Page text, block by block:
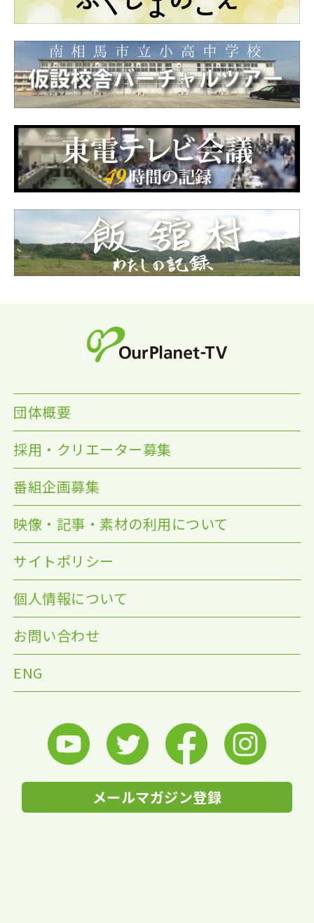
団体概要
採用・クリエーター募集
番組企画募集
映像・記事・素材の利用について
サイトポリシー
個人情報について
お問い合わせ
ENG
メールマガジン登録